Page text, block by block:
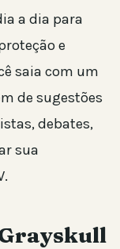
a dia para
e
saia com um
de sugestões
debates,
sua
Grayskull